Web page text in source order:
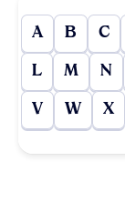
A B C
L M N
V W X